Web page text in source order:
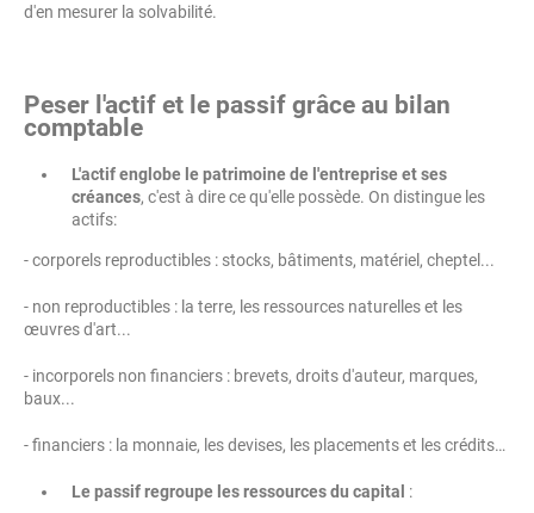
d'en mesurer la solvabilité.
Peser l'actif et le passif grâce au bilan
comptable
L'actif englobe le patrimoine de l'entreprise et ses
créances, c'est à dire ce qu'elle possède. On distingue les
actifs:
- corporels reproductibles : stocks, bâtiments, matériel, cheptel...
- non reproductibles : la terre, les ressources naturelles et les
œuvres d'art...
- incorporels non financiers : brevets, droits d'auteur, marques,
baux...
- financiers : la monnaie, les devises, les placements et les crédits…
Le passif regroupe les ressources du capital :